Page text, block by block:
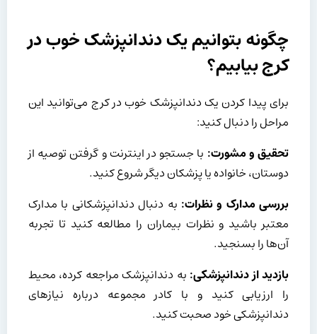
چگونه بتوانیم یک دندانپزشک خوب در
کرج بیابیم؟
برای پیدا کردن یک دندانپزشک خوب در کرج می‌توانید این
مراحل را دنبال کنید:
تحقیق و مشورت: با جستجو در اینترنت و گرفتن توصیه از
دوستان، خانواده یا پزشکان دیگر شروع کنید.
بررسی مدارک و نظرات: به دنبال دندانپزشکانی با مدارک
معتبر باشید و نظرات بیماران را مطالعه کنید تا تجربه
آن‌ها را بسنجید.
بازدید از دندانپزشکی: به دندانپزشک مراجعه کرده، محیط
را ارزیابی کنید و با کادر مجموعه درباره نیازهای
دندانپزشکی خود صحبت کنید.